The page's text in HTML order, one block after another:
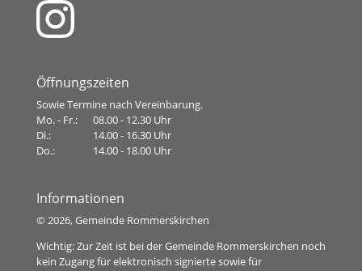
Öffnungszeiten
Sowie Termine nach Vereinbarung.
Mo. - Fr.:
08.00 - 12.30 Uhr
Di.:
14.00 - 16.30 Uhr
Do.:
14.00 - 18.00 Uhr
Informationen
© 2026, Gemeinde Rommerskirchen
Wichtig: Zur Zeit ist bei der Gemeinde Rommerskirchen noch
kein Zugang für elektronisch signierte sowie für